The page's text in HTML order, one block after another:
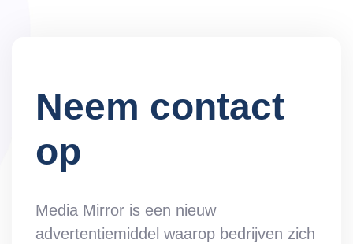
Neem contact
op
Media Mirror is een nieuw
advertentiemiddel waarop bedrijven zich